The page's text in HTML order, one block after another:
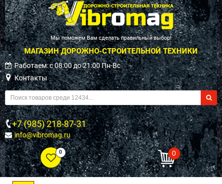
Мы поможем Вам сделать правильный выбор!
МАГАЗИН ДОРОЖНО-СТРОИТЕЛЬНОЙ ТЕХНИКИ
Работаем: c 08:00 до 21:00 Пн-Вс
Контакты
+7 (985) 218-87-31
info@vibromag.ru
0 0